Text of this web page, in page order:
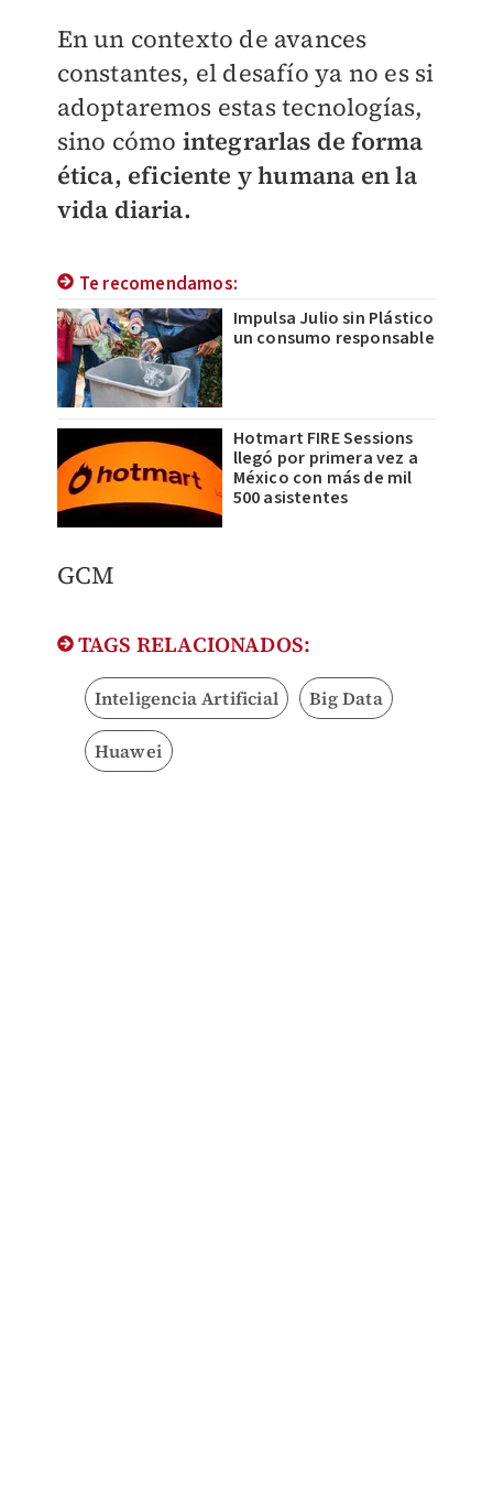
En un contexto de avances
constantes, el desafío ya no es si
adoptaremos estas tecnologías,
sino cómo integrarlas de forma
ética, eficiente y humana en la
vida diaria.
Te recomendamos:
Impulsa Julio sin Plástico
un consumo responsable
Hotmart FIRE Sessions
llegó por primera vez a
México con más de mil
500 asistentes
GCM
TAGS RELACIONADOS:
Inteligencia Artificial Big Data
Huawei